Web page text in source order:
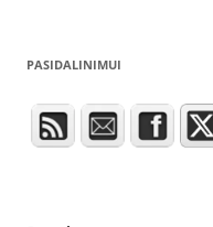
PASIDALINIMUI